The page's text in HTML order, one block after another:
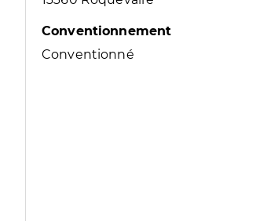
Conventionnement
Conventionné